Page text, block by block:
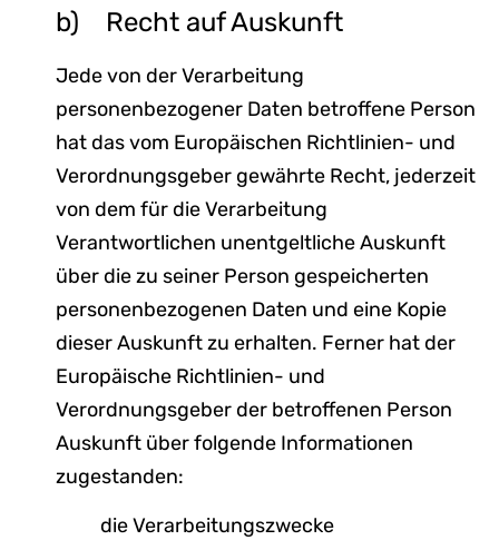
b) Recht auf Auskunft
Jede von der Verarbeitung
personenbezogener Daten betroffene Person
hat das vom Europäischen Richtlinien- und
Verordnungsgeber gewährte Recht, jederzeit
von dem für die Verarbeitung
Verantwortlichen unentgeltliche Auskunft
über die zu seiner Person gespeicherten
personenbezogenen Daten und eine Kopie
dieser Auskunft zu erhalten. Ferner hat der
Europäische Richtlinien- und
Verordnungsgeber der betroffenen Person
Auskunft über folgende Informationen
zugestanden:
die Verarbeitungszwecke